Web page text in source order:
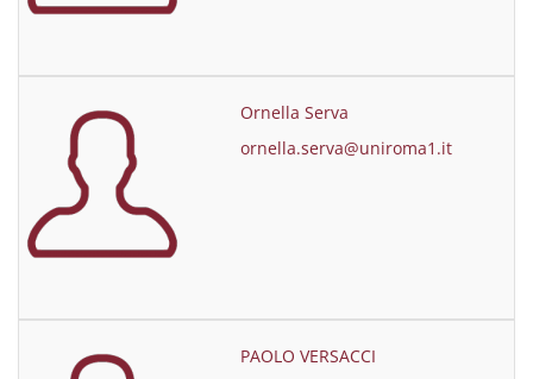
Ornella Serva
ornella.serva@uniroma1.it
PAOLO VERSACCI